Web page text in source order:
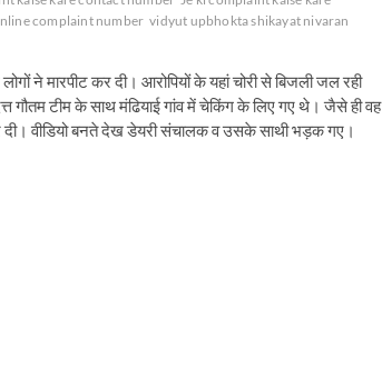
complaint number vidyut upbhokta shikayat nivaran
ने मारपीट कर दी। आरोपियों के यहां चोरी से बिजली जल रही
गौतम टीम के साथ मंढियाई गांव में चेकिंग के लिए गए थे। जैसे ही वह
दी। वीडियो बनते देख डेयरी संचालक व उसके साथी भड़क गए।